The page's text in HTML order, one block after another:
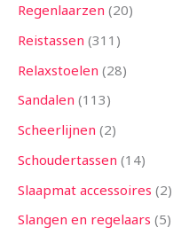
Regenlaarzen 20
Reistassen 311
Relaxstoelen 28
Sandalen 113
Scheerlijnen 2
Schoudertassen 14
Slaapmat accessoires 2
Slangen en regelaars 5